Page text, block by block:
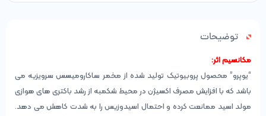
توضیحات
مکانسیم اثر:
“یوپرو” محصول پروبیوتیک تولید شده از مخمر ساکارومیسس سرویزیه می
‌باشد که با افزایش مصرف اکسیژن در محیط شکمبه از رشد باکتری ‌های هوازی
مولد اسید ممانعت کرده و احتمال اسیدوزیس را به شدت کاهش می ‌دهد.